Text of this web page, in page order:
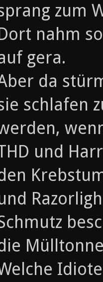
zum
nahm
gera.
da
schlafen
und